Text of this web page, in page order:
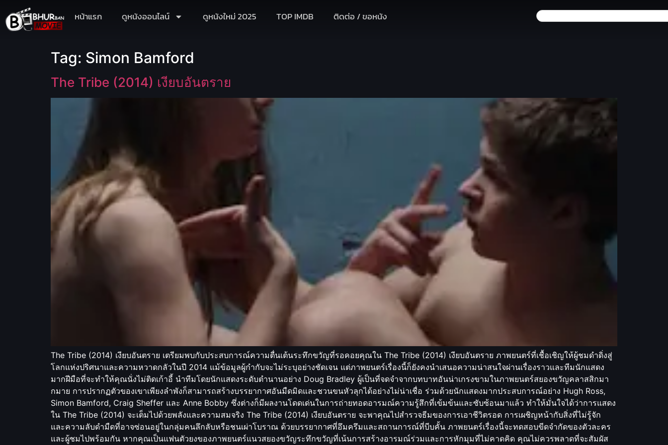
หน้าแรก ดูหนังออนไลน์ ดูหนังใหม่ 2025 TOP IMDB ติดต่อ / ขอหนัง
Tag: Simon Bamford
The Tribe (2014) เงียบอันตราย
The Tribe (2014) เงียบอันตราย เตรียมพบกับประสบการณ์ความตื่นเต้นระทึกขวัญที่รอคอยคุณใน The Tribe (2014) เงียบอันตราย ภาพยนตร์ที่เชื้อเชิญให้ผู้ชมดำดิ่งสู่
โลกแห่งปริศนาและความหวาดกลัวในปี 2014 แม้ข้อมูลผู้กำกับจะไม่ระบุอย่างชัดเจน แต่ภาพยนตร์เรื่องนี้ก็ยังคงนำเสนอความน่าสนใจผ่านเรื่องราวและทีมนักแสดง
มากฝีมือที่จะทำให้คุณนั่งไม่ติดเก้าอี้ นำทีมโดยนักแสดงระดับตำนานอย่าง Doug Bradley ผู้เป็นที่จดจำจากบทบาทอันน่าเกรงขามในภาพยนตร์สยองขวัญคลาสสิกมา
กมาย การปรากฏตัวของเขาเพียงลำพังก็สามารถสร้างบรรยากาศอันมืดมิดและชวนขนหัวลุกได้อย่างไม่น่าเชื่อ ร่วมด้วยนักแสดงมากประสบการณ์อย่าง Hugh Ross,
Simon Bamford, Craig Sheffer และ Anne Bobby ซึ่งต่างก็มีผลงานโดดเด่นในการถ่ายทอดอารมณ์ความรู้สึกที่เข้มข้นและซับซ้อนมาแล้ว ทำให้มั่นใจได้ว่าการแสดง
ใน The Tribe (2014) จะเต็มไปด้วยพลังและความสมจริง The Tribe (2014) เงียบอันตราย จะพาคุณไปสำรวจธีมของการเอาชีวิตรอด การเผชิญหน้ากับสิ่งที่ไม่รู้จัก
และความลับดำมืดที่อาจซ่อนอยู่ในกลุ่มคนลึกลับหรือชนเผ่าโบราณ ด้วยบรรยากาศที่อึมครึมและสถานการณ์ที่บีบคั้น ภาพยนตร์เรื่องนี้จะทดสอบขีดจำกัดของตัวละคร
และผู้ชมไปพร้อมกัน หากคุณเป็นแฟนตัวยงของภาพยนตร์แนวสยองขวัญระทึกขวัญที่เน้นการสร้างอารมณ์ร่วมและการหักมุมที่ไม่คาดคิด คุณไม่ควรพลาดที่จะสัมผัส